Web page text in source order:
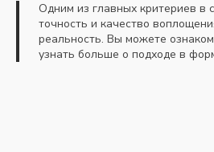
Одним из главных критериев в
точность и качество
реальность. Вы можете
узнать больше о подходе в